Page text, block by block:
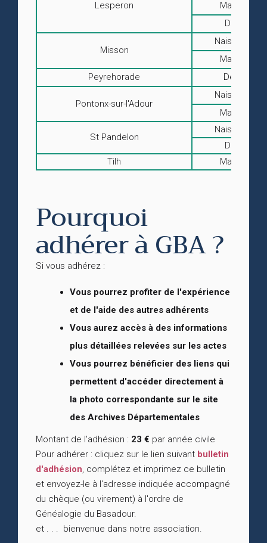
Lesperon
Mariages
Décès
Misson
Naissances
Mariages
Peyrehorade
Décès
Pontonx-sur-l'Adour
Naissances
Mariages
St Pandelon
Naissances
Décès
Tilh
Mariages
Pourquoi
adhérer à GBA ?
Si vous adhérez :
Vous pourrez profiter de l'expérience
et de l'aide des autres adhérents
Vous aurez accès à des informations
plus détaillées relevées sur les actes
Vous pourrez bénéficier des liens qui
permettent d'accéder directement à
la photo correspondante sur le site
des Archives Départementales
Montant de l'adhésion : 23 € par année civile
Pour adhérer : cliquez sur le lien suivant bulletin
d'adhésion, complétez et imprimez ce bulletin
et envoyez-le à l'adresse indiquée accompagné
du chèque (ou virement) à l'ordre de
Généalogie du Basadour.
et . . . bienvenue dans notre association.